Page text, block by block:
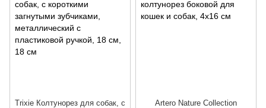
Trixie Колтунорез для собак, с
Artero Nature Collection